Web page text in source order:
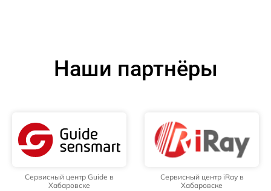
Наши партнёры
Сервисный центр Guide в
Хабаровске
Сервисный центр iRay в
Хабаровске